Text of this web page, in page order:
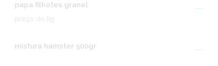
papa filhotes granel
---
mistura hamster 500gr ---